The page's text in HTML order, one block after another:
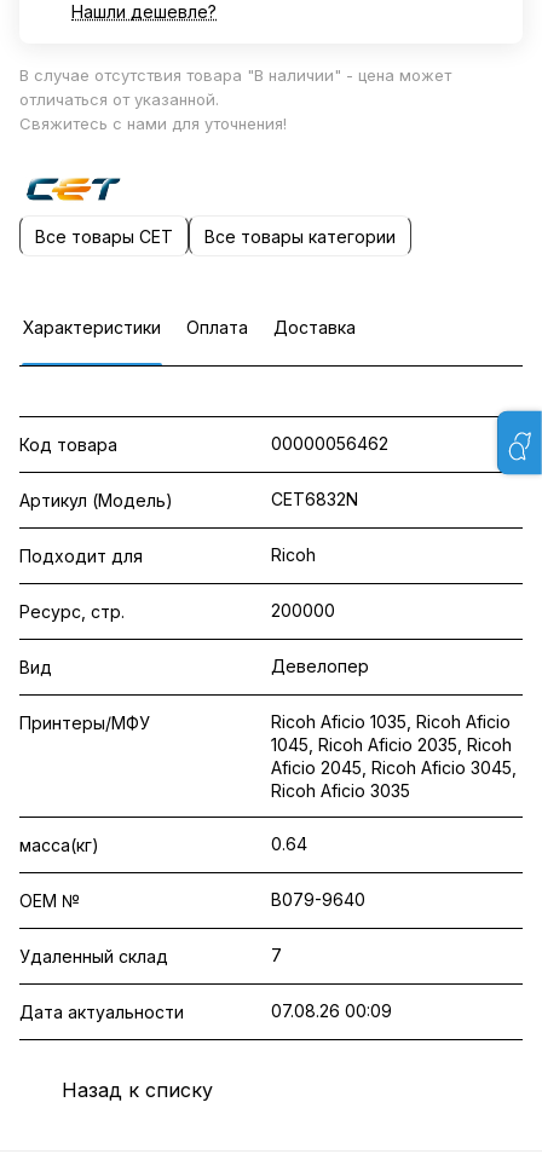
Нашли дешевле?
В случае отсутствия товара "В наличии" - цена может
отличаться от указанной.
Свяжитесь с нами для уточнения!
Все товары CET Все товары категории
Характеристики Оплата Доставка
Код товара 00000056462
Артикул (Модель) CET6832N
Подходит для Ricoh
Ресурс, стр. 200000
Вид Девелопер
Принтеры/МФУ
Ricoh Aficio 1035, Ricoh Aficio
1045, Ricoh Aficio 2035, Ricoh
Aficio 2045, Ricoh Aficio 3045,
Ricoh Aficio 3035
масса(кг) 0.64
OEM № B079-9640
Удаленный склад 7
Дата актуальности 07.08.26 00:09
Назад к списку